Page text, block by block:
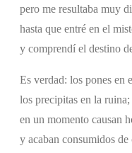
pero me resultaba muy
hasta que entré en el
y comprendí el destino
Es verdad: los pones en
los precipitas en la ruina;
en un momento causan
y acaban consumidos de